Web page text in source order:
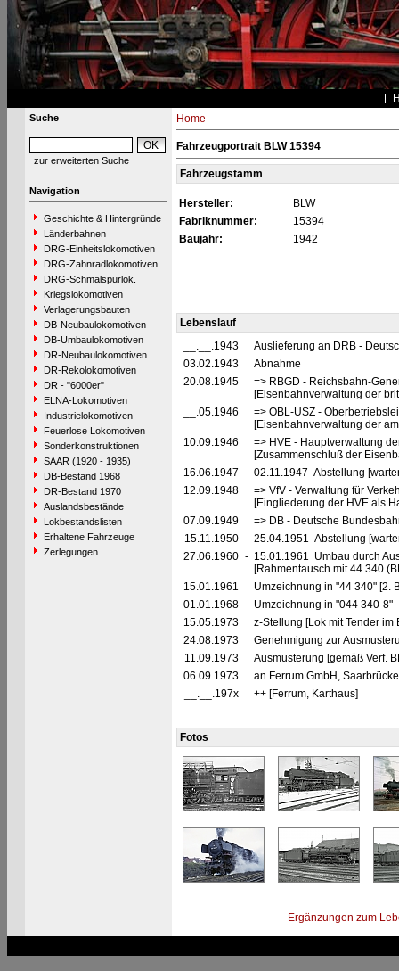
Suche
zur erweiterten Suche
Navigation
Geschichte & Hintergründe
Länderbahnen
DRG-Einheitslokomotiven
DRG-Zahnradlokomotiven
DRG-Schmalspurlok.
Kriegslokomotiven
Verlagerungsbauten
DB-Neubaulokomotiven
DB-Umbaulokomotiven
DR-Neubaulokomotiven
DR-Rekolokomotiven
DR - "6000er"
ELNA-Lokomotiven
Industrielokomotiven
Feuerlose Lokomotiven
Sonderkonstruktionen
SAAR (1920 - 1935)
DB-Bestand 1968
DR-Bestand 1970
Auslandsbestände
Lokbestandslisten
Erhaltene Fahrzeuge
Zerlegungen
Home
Fahrzeugportrait BLW 15394
Fahrzeugstamm
Hersteller:
BLW
Fabriknummer:
15394
Baujahr:
1942
Lebenslauf
__.__.1943
Auslieferung an DRB -
03.02.1943
Abnahme
20.08.1945
=> RBGD - Reichsbahn-
[Eisenbahnverwaltung der
__.05.1946
=> OBL-USZ -
[Eisenbahnverwaltung der
10.09.1946
=> HVE - Hauptverwaltung
[Zusammenschluß der
16.06.1947 - 02.11.1947 Abstellung
12.09.1948
=> VfV - Verwaltung für
[Eingliederung der HVE als
07.09.1949
=> DB - Deutsche
15.11.1950 - 25.04.1951 Abstellung
27.06.1960 - 15.01.1961 Umbau durch
[Rahmentausch mit 44 340
15.01.1961
Umzeichnung in "44 340" [2.
01.01.1968
Umzeichnung in "044 340-8"
15.05.1973
z-Stellung [Lok mit Tender im
24.08.1973
Genehmigung zur
11.09.1973
Ausmusterung [gemäß Verf.
06.09.1973
an Ferrum GmbH,
__.__.197x
++ [Ferrum, Karthaus]
Fotos
Ergänzungen zum